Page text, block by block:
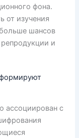
фона.
от изучения
шансов
и
ассоциирован с